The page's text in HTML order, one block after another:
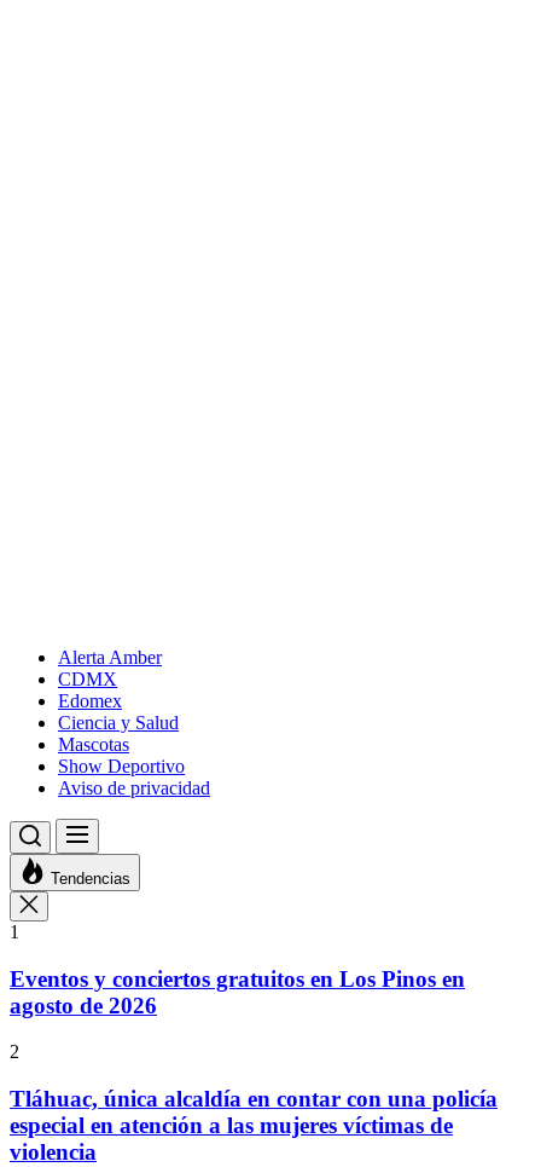
Alerta Amber
CDMX
Edomex
Ciencia y Salud
Mascotas
Show Deportivo
Aviso de privacidad
Tendencias
1
Eventos y conciertos gratuitos en Los Pinos en
agosto de 2026
2
Tláhuac, única alcaldía en contar con una policía
especial en atención a las mujeres víctimas de
violencia